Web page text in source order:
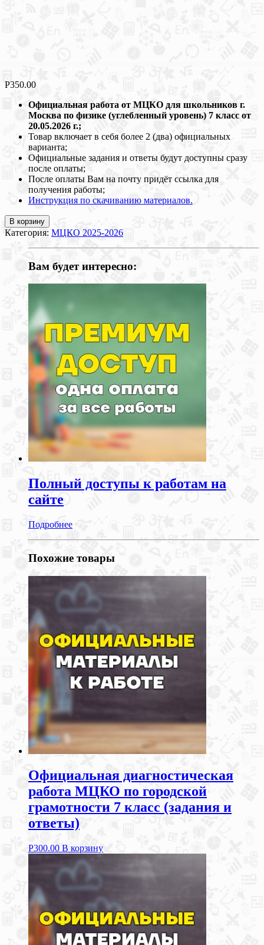
Р350.00
Официальная работа от МЦКО для школьников г.
Москва по физике (углебленный уровень) 7 класс от
20.05.2026 г.;
Товар включает в себя более 2 (два) официальных
варианта;
Официальные задания и ответы будут доступны сразу
после оплаты;
После оплаты Вам на почту придёт ссылка для
получения работы;
Инструкция по скачиванию материалов.
В корзину
Категория: МЦКО 2025-2026
Вам будет интересно:
Полный доступы к работам на
сайте
Подробнее
Похожие товары
Официальная диагностическая
работа МЦКО по городской
грамотности 7 класс (задания и
ответы)
Р300.00 В корзину